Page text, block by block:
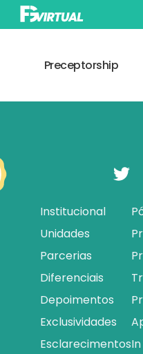
Preceptorship
Institucional
Unidades
Parcerias
Diferenciais
Depoimentos
Exclusividades
Esclarecimentos